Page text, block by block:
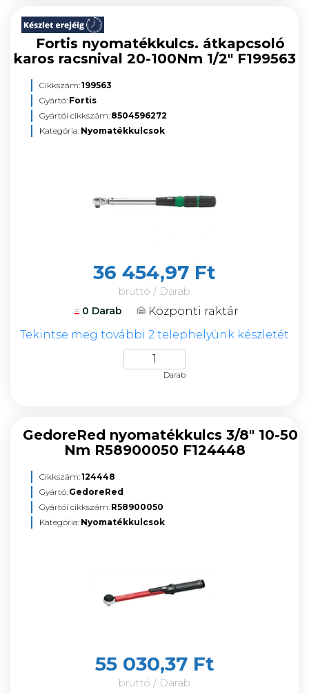
Fortis nyomatékkulcs. átkapcsoló
karos racsnival 20-100Nm 1/2" F199563
Cikkszám:199563
Gyártó: Fortis
Gyártói cikkszám: 8504596272
Kategória: Nyomatékkulcsok
36 454,97 Ft
bruttó / Darab
0 Darab
Központi raktár
Tekintse meg további 2 telephelyünk készletét
Darab
GedoreRed nyomatékkulcs 3/8" 10-50
Nm R58900050 F124448
Cikkszám:124448
Gyártó: GedoreRed
Gyártói cikkszám: R58900050
Kategória: Nyomatékkulcsok
55 030,37 Ft
bruttó / Darab